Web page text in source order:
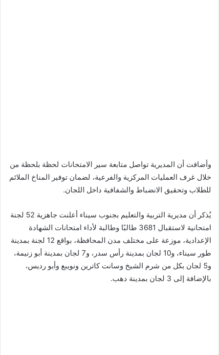
وأضافت أن المديرية تواصل متابعة سير الامتحانات لحظة بلحظة من
خلال غرف العمليات المركزية والفرعية، لضمان توفير المناخ الملائم
للطلاب وتحقيق الانضباط والشفافية داخل اللجان.
يُذكر أن مديرية التربية والتعليم بجنوب سيناء أعلنت جاهزية 52 لجنة
امتحانية لاستقبال 3681 طالبًا وطالبة لأداء امتحانات الشهادة
الإعدادية، موزعة على مختلف مدن المحافظة، بواقع 12 لجنة بمدينة
طور سيناء، و10 لجان بمدينة رأس سدر، و7 لجان بمدينة أبو زنيمة،
و5 لجان بكل من شرم الشيخ وسانت كاترين ونويبع وأبو رديس،
بالإضافة إلى 3 لجان بمدينة دهب.